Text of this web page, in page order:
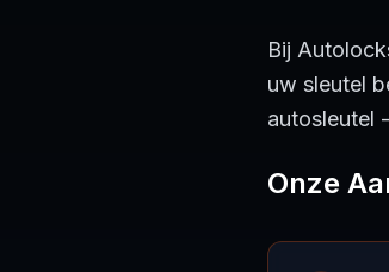
Bij
uw sleutel
autosleutel
Onze